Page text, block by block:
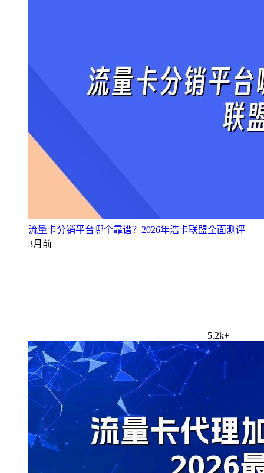
流量卡分销平台哪个靠谱？2026年浩卡联盟全面测评
3月前
5.2k+